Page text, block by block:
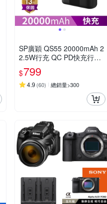
SP廣穎 QS55 20000mAh 2
2.5W行充 QC PD快充行動
電源
$799
4.9 (60) 總銷量>300